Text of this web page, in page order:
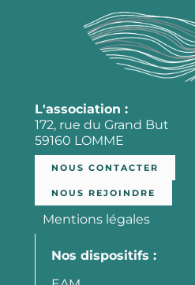
L'association :
172, rue du Grand But
59160 LOMME
NOUS CONTACTER
NOUS REJOINDRE
Mentions légales
Nos dispositifs :